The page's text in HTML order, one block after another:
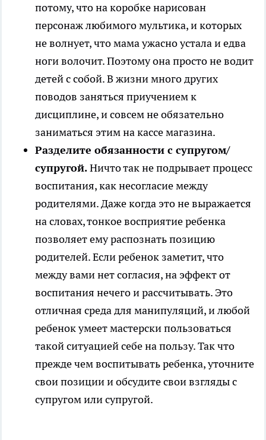
потому, что на коробке нарисован
персонаж любимого мультика, и которых
не волнует, что мама ужасно устала и едва
ноги волочит. Поэтому она просто не водит
детей с собой. В жизни много других
поводов заняться приучением к
дисциплине, и совсем не обязательно
заниматься этим на кассе магазина.
Разделите обязанности с супругом/
супругой.Ничто так не подрывает процесс
воспитания, как несогласие между
родителями. Даже когда это не выражается
на словах, тонкое восприятие ребенка
позволяет ему распознать позицию
родителей. Если ребенок заметит, что
между вами нет согласия, на эффект от
воспитания нечего и рассчитывать. Это
отличная среда для манипуляций, и любой
ребенок умеет мастерски пользоваться
такой ситуацией себе на пользу. Так что
прежде чем воспитывать ребенка, уточните
свои позиции и обсудите свои взгляды с
супругом или супругой.